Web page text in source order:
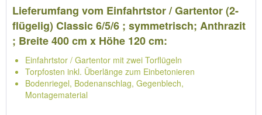
Lieferumfang vom Einfahrtstor / Gartentor (2-
flügelig) Classic 6/5/6 ; symmetrisch; Anthrazit
; Breite 400 cm x Höhe 120 cm:
Einfahrtstor / Gartentor mit zwei Torflügeln
Torpfosten inkl. Überlänge zum Einbetonieren
Bodenriegel, Bodenanschlag, Gegenblech,
Montagematerial